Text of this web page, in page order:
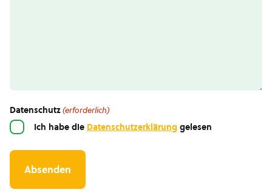
Datenschutz(erforderlich)
Ich habe die Datenschutzerklärung gelesen